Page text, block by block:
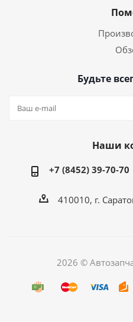
Будьте
Наши
+7 (8452) 39-70-70
410010, г.
2026 ©